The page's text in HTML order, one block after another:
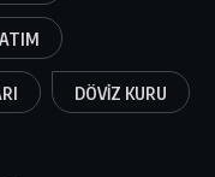
DÖVIZ KURU